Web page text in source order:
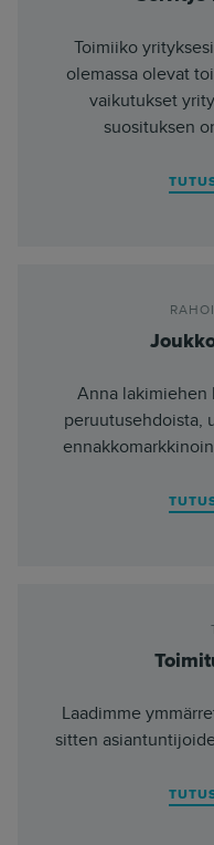
Toimiiko
olemassa olevat
vaikutukset
suosituksen
Anna lakimiehen
peruutusehdoista,
Laadimme
sitten